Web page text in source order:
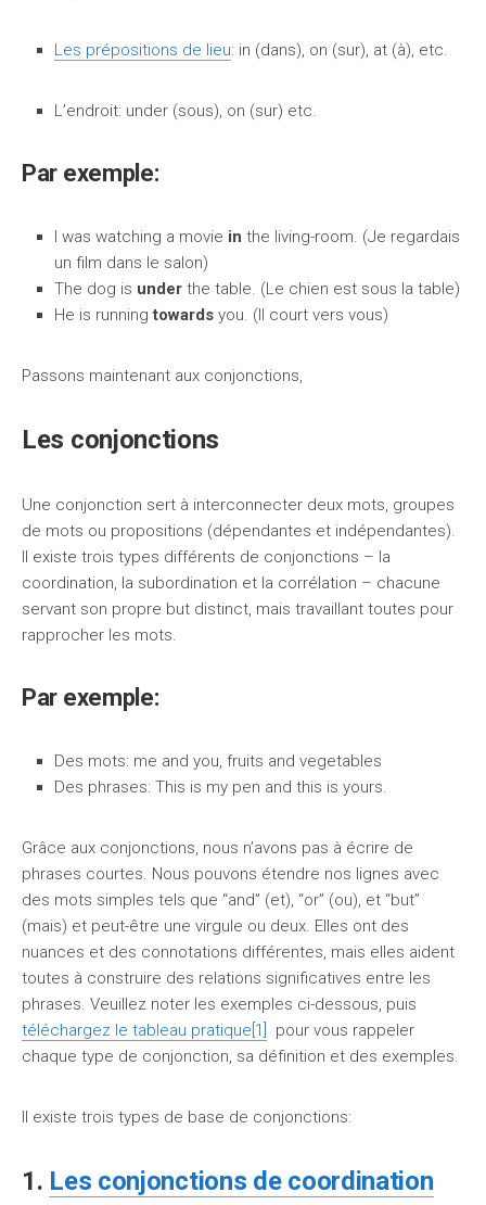
Les prépositions de lieu: in (dans), on (sur), at (à), etc.
L’endroit: under (sous), on (sur) etc.
Par exemple:
I was watching a movie in the living-room. (Je regardais
un film dans le salon)
The dog is under the table. (Le chien est sous la table)
He is runningtowards you. (Il court vers vous)
Passons maintenant aux conjonctions,
Les conjonctions
Une conjonction sert à interconnecter deux mots, groupes
de mots ou propositions (dépendantes et indépendantes).
Il existe trois types différents de conjonctions – la
coordination, la subordination et la corrélation – chacune
servant son propre but distinct, mais travaillant toutes pour
rapprocher les mots.
Par exemple:
Des mots: me and you, fruits and vegetables
Des phrases: This is my pen and this is yours.
Grâce aux conjonctions, nous n’avons pas à écrire de
phrases courtes. Nous pouvons étendre nos lignes avec
des mots simples tels que “and” (et), “or” (ou), et “but”
(mais) et peut-être une virgule ou deux. Elles ont des
nuances et des connotations différentes, mais elles aident
toutes à construire des relations significatives entre les
phrases. Veuillez noter les exemples ci-dessous, puis
téléchargez le tableau pratique [1]
pour vous rappeler
chaque type de conjonction, sa définition et des exemples.
Il existe trois types de base de conjonctions:
1. Les conjonctions de coordination